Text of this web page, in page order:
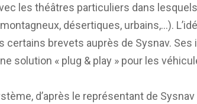
les théâtres particuliers dans
désertiques, urbains,…).
certains brevets auprès de Sysnav.
solution « plug & play » pour les
d’après le représentant de